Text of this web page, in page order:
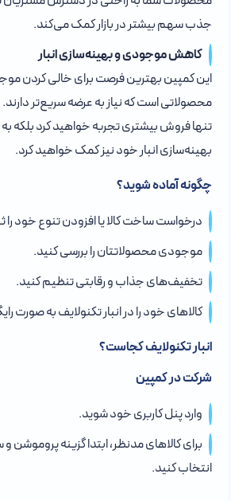
جذب سهم بیشتر در بازار کمک می‌کند.
کاهش موجودی و بهینه‌سازی انبار
این کمپین بهترین فرصت برای خالی کردن
محصولاتی است که نیاز به عرضه سریع‌تر
تنها فروش بیشتری تجربه خواهید کرد بلکه
بهینه‌سازی انبار خود نیز کمک خواهید کرد.
چگونه آماده شوید؟
درخواست ساخت کالا یا افزودن تنوع خود را
موجودی محصولاتتان را بررسی کنید.
تخفیف‌های جذاب و رقابتی تنظیم کنید.
کالاهای خود را در انبار تکنولایف به صورت
انبار تکنولایف کجاست؟
شرکت در کمپین
وارد پنل کاربری خود شوید.
برای کالاهای مدنظر، ابتدا گزینه
انتخاب کنید.